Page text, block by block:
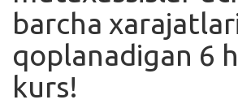
Yana
barcha
qoplanadigan 6
kurs!